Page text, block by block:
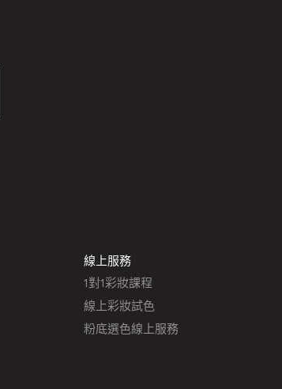
線上服務
1對1彩妝課程
線上彩妝試色
粉底選色線上服務